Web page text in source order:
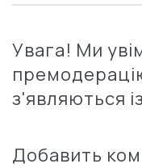
Увага! Ми
з'являються
Добавить